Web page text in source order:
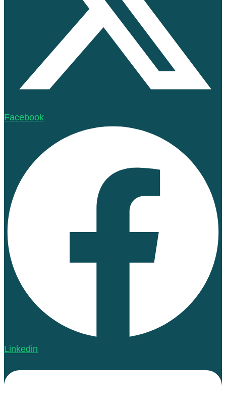
Facebook
Linkedin